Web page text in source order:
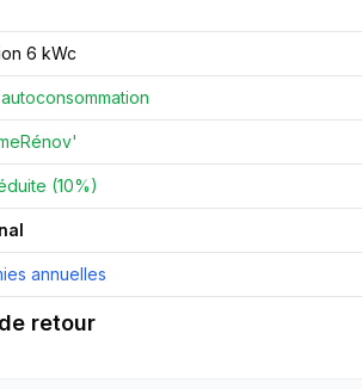
6 kWc
(10%)
annuelles
retour